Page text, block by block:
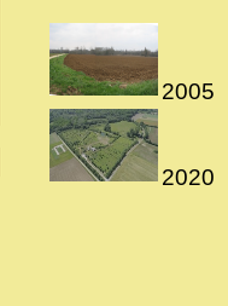
2005
2020